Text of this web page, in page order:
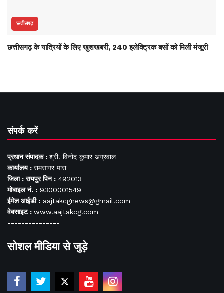
छत्तीसगढ़
छत्तीसगढ़ के यात्रियों के लिए खुशखबरी, 240 इलेक्ट्रिक बसों को मिली मंजूरी
संपर्क करें
प्रधान संपादक : श्री. विनोद कुमार अग्रवाल
कार्यालय : रामसागर पारा
जिला : रायपुर पिन : 492013
मोबाइल नं. : 9300001549
ईमेल आईडी : aajtakcgnews@gmail.com
वेबसाइट : www.aajtakcg.com
---------------
सोशल मीडिया से जुड़े